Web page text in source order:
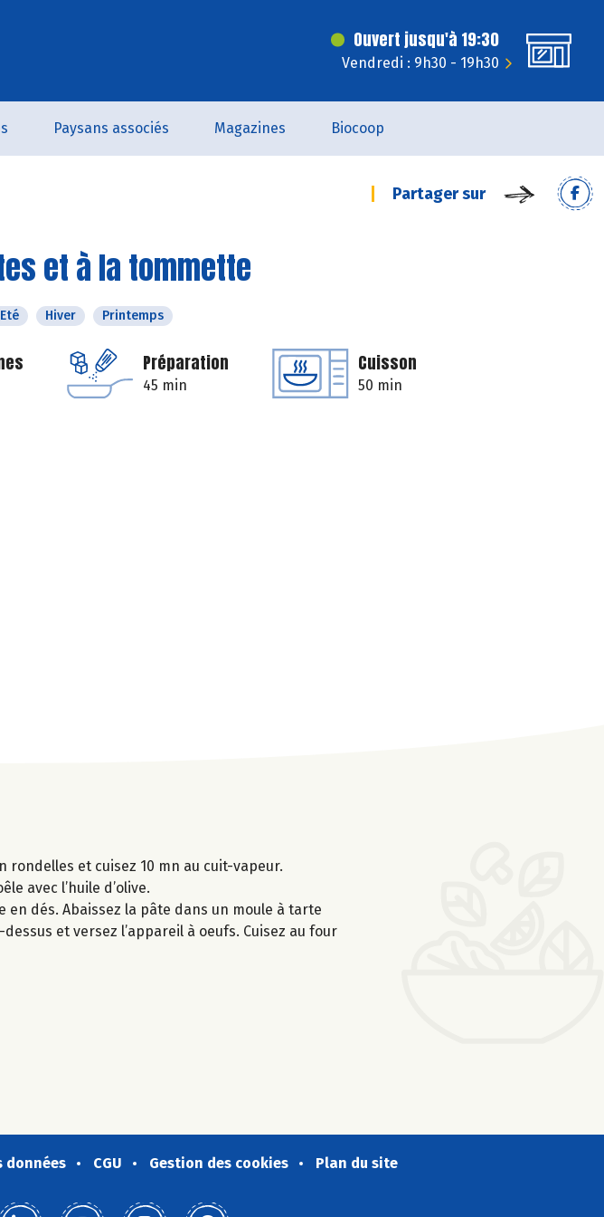
Ouvert jusqu'à 19:30
Vendredi : 9h30 - 19h30
Paysans associés Magazines Biocoop
Partager sur
et à la tommette
Eté Hiver Printemps
Préparation
45 min
Cuisson
50 min
rondelles et cuisez 10 mn au cuit-vapeur.
avec l’huile d’olive.
dés. Abaissez la pâte dans un moule à tarte
et versez l’appareil à oeufs. Cuisez au four
données CGU Gestion des cookies Plan du site